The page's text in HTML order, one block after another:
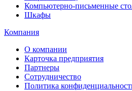
Компьютерно-письменные
Шкафы
Компания
О компании
Карточка предприятия
Партнеры
Сотрудничество
Политика